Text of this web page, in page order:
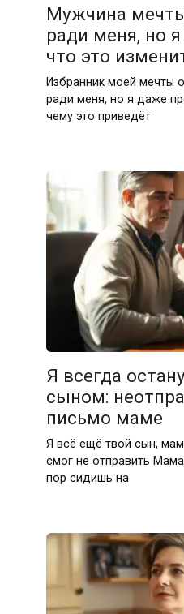
Мужчина
ради меня, но
что это
Избранник моей мечты
ради меня, но я даже
чему это приведёт
Я всегда
сыном:
письмо маме
Я всё ещё твой сын,
смог не отправить
пор сидишь на